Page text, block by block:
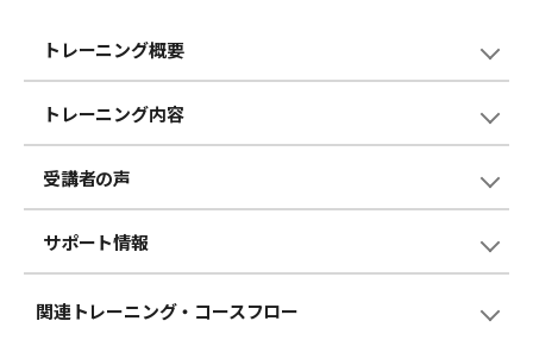
トレーニング概要
トレーニング内容
受講者の声
サポート情報
関連トレーニング・コースフロー